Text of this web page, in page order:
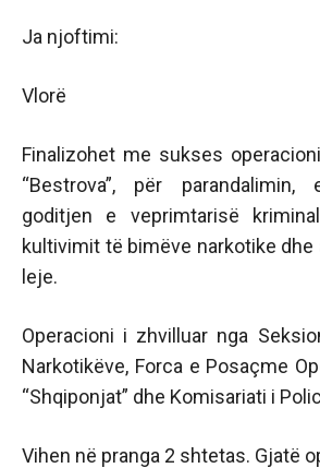
Ja njoftimi:
Vlorë
Finalizohet me sukses
“Bestrova”, për parandalimin,
goditjen e veprimtarisë
kultivimit të bimëve narkotike
leje.
Operacioni i zhvilluar nga
Narkotikëve, Forca e Posaçme
“Shqiponjat” dhe Komisariati i
Vihen në pranga 2 shtetas. Gjatë